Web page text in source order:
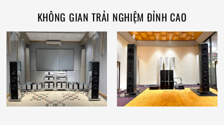
KHÔNG GIAN TRẢI NGHIỆM ĐỈNH CAO